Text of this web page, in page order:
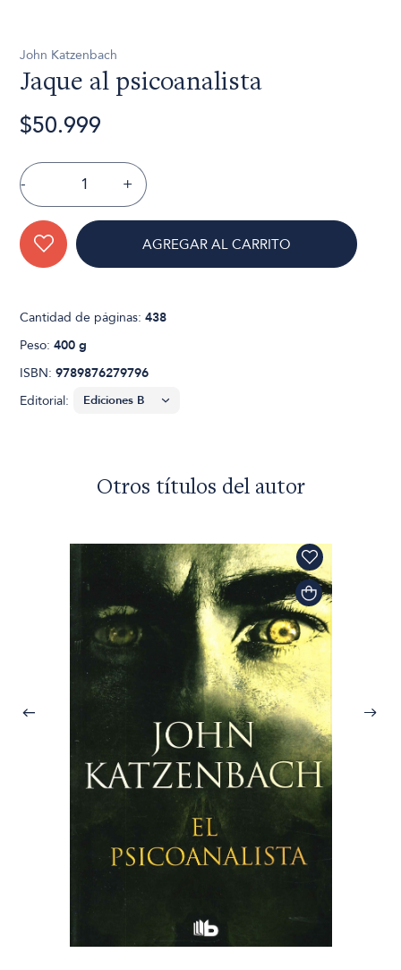
John Katzenbach
Jaque al psicoanalista
$50.999
- +
AGREGAR AL CARRITO
Cantidad de páginas:438
Peso:400 g
ISBN:9789876279796
Editorial:
Otros títulos del autor